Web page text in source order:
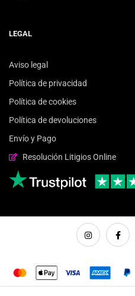
LEGAL
Aviso legal
Política de privacidad
Política de cookies
Política de devoluciones
Envío y Pago
Resolución Litigios Online